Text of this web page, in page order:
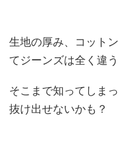
生地の厚み、コット
てジーンズは全く違
そこまで知ってしま
抜け出せないかも？